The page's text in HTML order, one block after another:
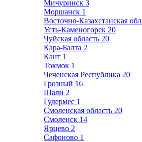
Мичуринск 3
Моршанск 1
Восточно-Казахстанская
Усть-Каменогорск 20
Чуйская область 20
Кара-Балта 2
Кант 1
Токмок 1
Чеченская Республика 20
Грозный 16
Шали 2
Гудермес 1
Смоленская область 20
Смоленск 14
Ярцево 2
Сафоново 1